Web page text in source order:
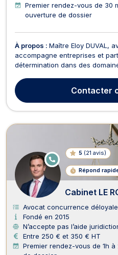
Premier rendez-vous de 30
ouverture de dossier
À propos : Maître Eloy DUVAL,
accompagne entreprises et
détermination dans des
une approche stratégique et
également d'une compétence
Contacter
5 (21 avis)
Répond
E
N
G
E
Cabinet LE
Avocat concurrence
Fondé en 2015
N’accepte pas l’aide
Entre 250 € et 350 € HT
Premier rendez-vous de 1h